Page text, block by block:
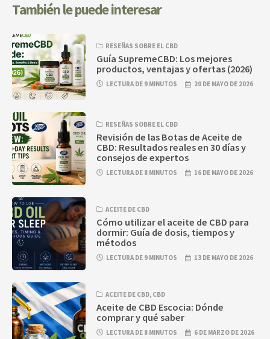
También le puede interesar
RESEÑAS SOBRE EL CBD
Guía SupremeCBD: Los mejores
productos, ventajas y ofertas (2026)
LECTURA DE 9 MINUTOS 20 DE MAYO DE 2026
RESEÑAS SOBRE EL CBD
Revisión de las Botas de Aceite de
CBD: Resultados reales en 30 días y
consejos de expertos
LECTURA DE 8 MINUTOS 16 DE MAYO DE 2026
ACEITE DE CBD
Cómo utilizar el aceite de CBD para
dormir: Guía de dosis, tiempos y
métodos
LECTURA DE 9 MINUTOS 13 DE MAYO DE 2026
ACEITE DE CBD, CBD
Aceite de CBD Escocia: Dónde
comprar y qué saber
LECTURA DE 8 MINUTOS 6 DE MARZO DE 2026